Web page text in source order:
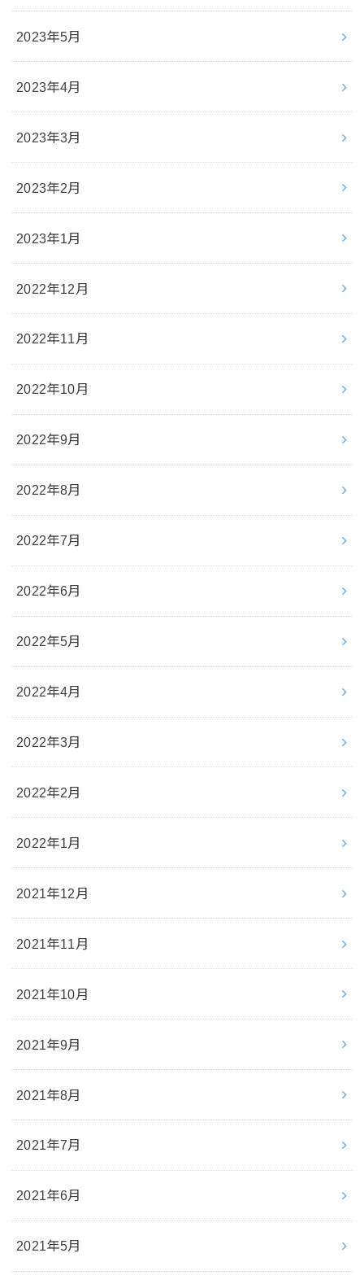
2023年5月
2023年4月
2023年3月
2023年2月
2023年1月
2022年12月
2022年11月
2022年10月
2022年9月
2022年8月
2022年7月
2022年6月
2022年5月
2022年4月
2022年3月
2022年2月
2022年1月
2021年12月
2021年11月
2021年10月
2021年9月
2021年8月
2021年7月
2021年6月
2021年5月